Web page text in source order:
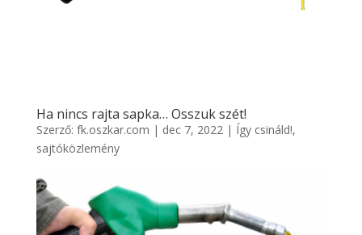
Ha nincs rajta sapka… Osszuk szét!
Szerző: fk.oszkar.com | dec 7, 2022 | Így csináld!,
sajtóközlemény